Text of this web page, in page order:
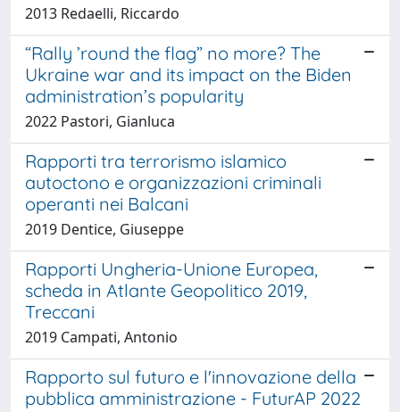
2013 Redaelli, Riccardo
“Rally ’round the flag” no more? The
Ukraine war and its impact on the Biden
administration’s popularity
2022 Pastori, Gianluca
Rapporti tra terrorismo islamico
autoctono e organizzazioni criminali
operanti nei Balcani
2019 Dentice, Giuseppe
Rapporti Ungheria-Unione Europea,
scheda in Atlante Geopolitico 2019,
Treccani
2019 Campati, Antonio
Rapporto sul futuro e l'innovazione della
pubblica amministrazione - FuturAP 2022